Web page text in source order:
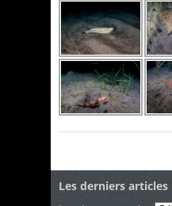
Les derniers articles